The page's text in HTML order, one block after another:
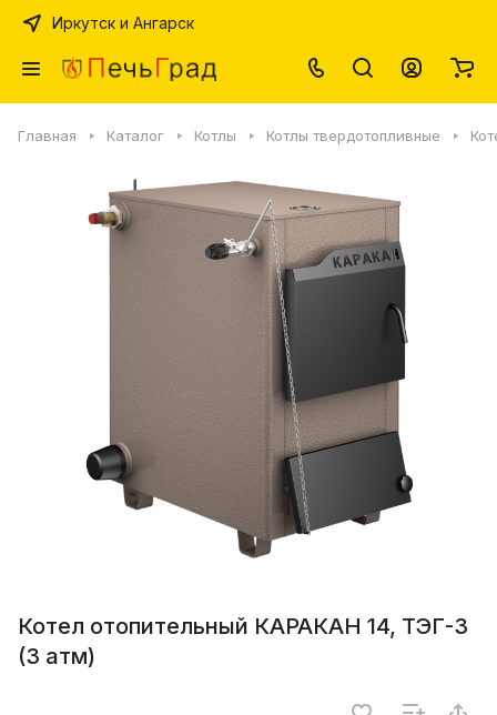
Иркутск и Ангарск
Главная Каталог Котлы Котлы твердотопливные
Котел отопительный КАРАКАН 14, ТЭГ-3
(3 атм)